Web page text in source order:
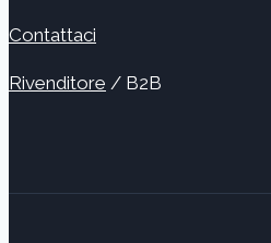
Contattaci
Rivenditore / B2B